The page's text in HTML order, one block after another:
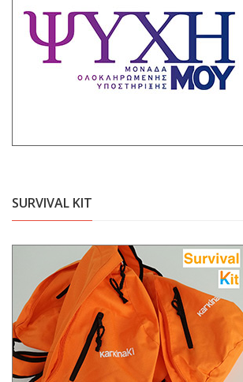
SURVIVAL KIT